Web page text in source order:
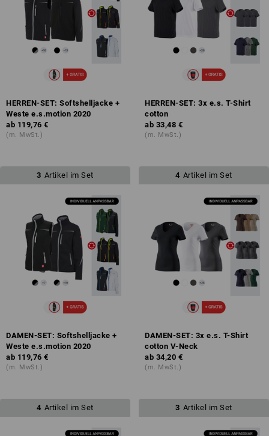
HERREN-SET: Softshelljacke +
Weste e.s.motion 2020
ab 119,76 €
(m. MwSt.)
HERREN-SET: 3x e.s. T-Shirt
cotton
ab 33,48 €
(m. MwSt.)
3 Artikel im Set
DAMEN-SET: Softshelljacke +
Weste e.s.motion 2020
ab 119,76 €
(m. MwSt.)
4 Artikel im Set
DAMEN-SET: 3x e.s. T-Shirt
cotton V-Neck
ab 34,20 €
(m. MwSt.)
4 Artikel im Set 3 Artikel im Set